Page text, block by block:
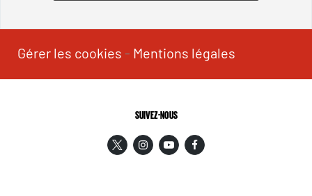
Gérer les cookies - Mentions légales
SUIVEZ-NOUS